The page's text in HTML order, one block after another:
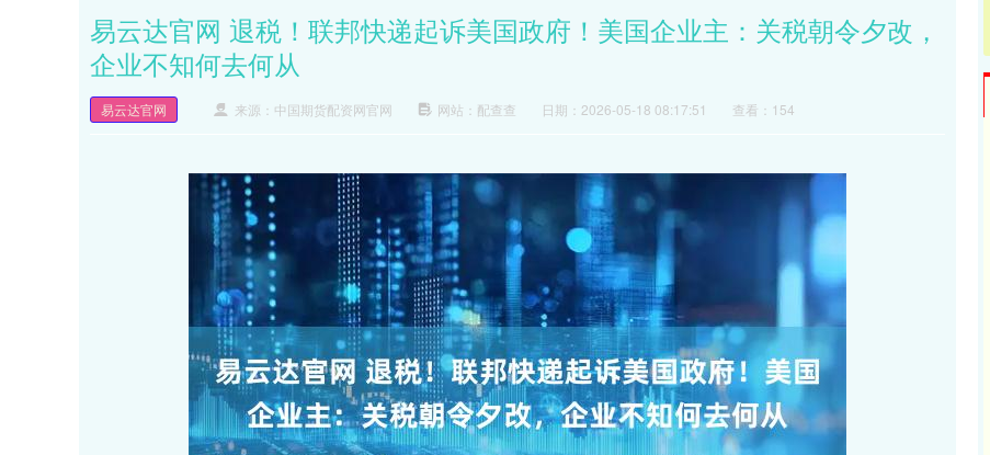
易云达官网 退税！联邦快递起诉美国政府！美国企业主：关税朝令夕改，
企业不知何去何从
易云达官网 来源：中国期货配资网官网 网站：配查查 日期：2026-05-18 08:17:51 查看：154